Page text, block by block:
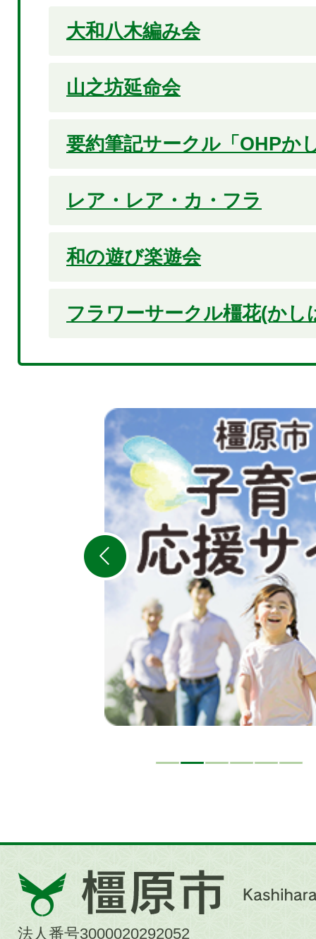
大和八木編み会
山之坊延命会
要約筆記サークル「OHPか
レア・レア・カ・フラ
和の遊び楽遊会
フラワーサークル橿花(かし
2
枚
目
の
ス
ラ
橿
原
市
法人番号3000020292052